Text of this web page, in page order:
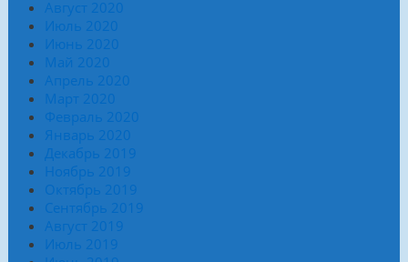
Август 2020
Июль 2020
Июнь 2020
Май 2020
Апрель 2020
Март 2020
Февраль 2020
Январь 2020
Декабрь 2019
Ноябрь 2019
Октябрь 2019
Сентябрь 2019
Август 2019
Июль 2019